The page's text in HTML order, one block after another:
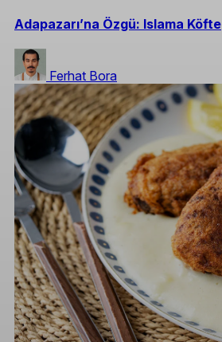
Adapazarı’na Özgü: Islama Köfte
Ferhat Bora